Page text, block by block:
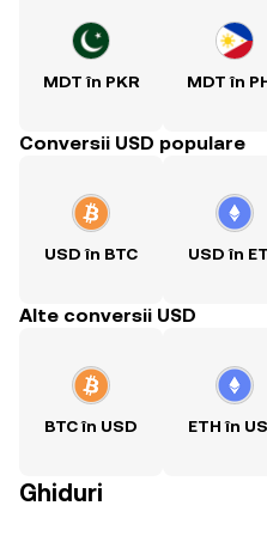
MDT în PKR MDT în
Conversii USD populare
USD în BTC USD în
Alte conversii USD
BTC în USD ETH în
Ghiduri